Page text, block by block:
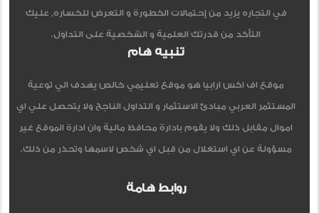
في التجاره يزيد من إحتمالات الخطورة و التعرض للخساره, عليك
التأكد من قدرتك العلمية و الشخصية على التداول.
تنبيه هام
موقع اف اكس ارابيا هو موقع تعليمي خالص يهدف الي توعية
المستثمر العربي مبادئ الاستثمار و التداول الناجح ولا يتحصل علي اي
اموال مقابل ذلك ولا يقوم بادارة محافظ مالية وان ادارة الموقع غير
مسؤولة عن اي استغلال من قبل اي شخص لاسمها وتحذر من ذلك.
روابط هامة